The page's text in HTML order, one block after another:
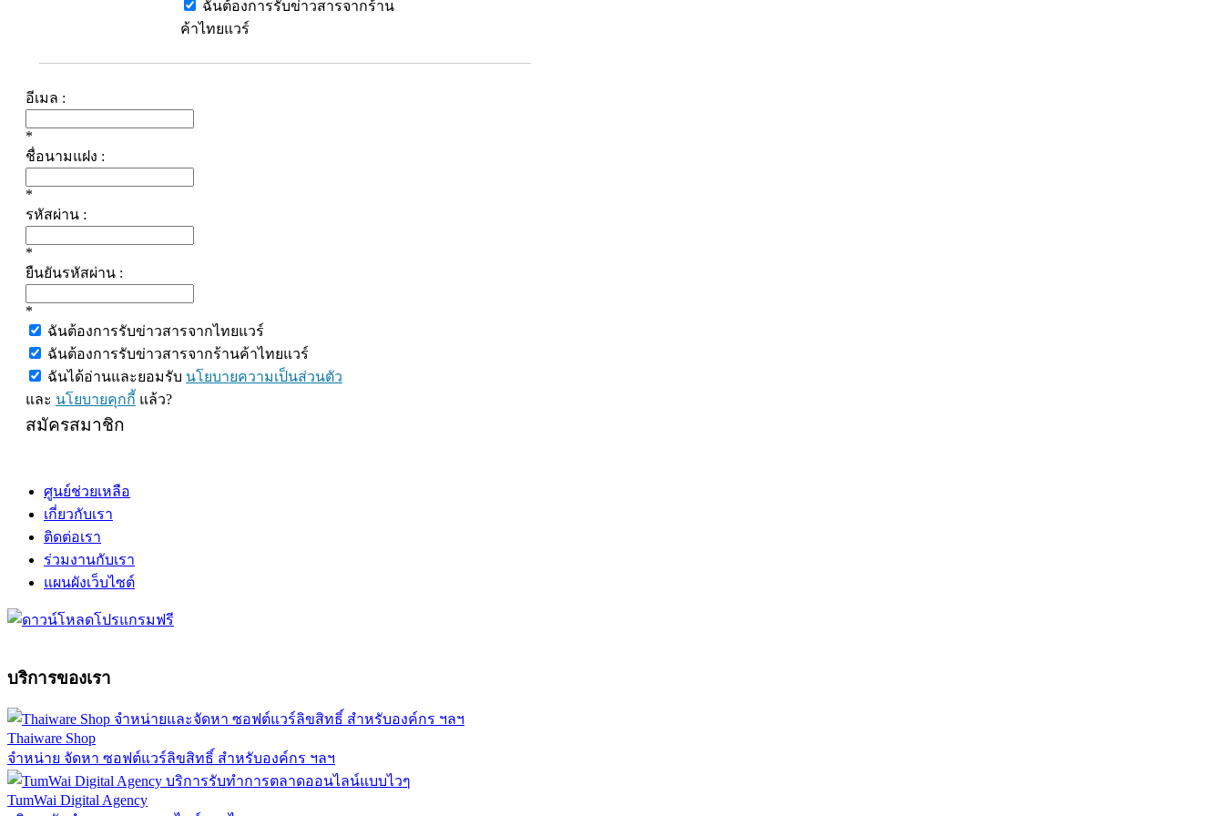
ฉันต้องการรับข่าวสารจากร้าน
ค้าไทยแวร์
อีเมล :
*
ชื่อนามแฝง :
*
รหัสผ่าน :
*
ยืนยันรหัสผ่าน :
*
ฉันต้องการรับข่าวสารจากไทยแวร์
ฉันต้องการรับข่าวสารจากร้านค้าไทยแวร์
ฉันได้อ่านและยอมรับ นโยบายความเป็นส่วนตัว
และ นโยบายคุกกี้ แล้ว?
สมัครสมาชิก
ศูนย์ช่วยเหลือ
เกี่ยวกับเรา
ติดต่อเรา
ร่วมงานกับเรา
แผนผังเว็บไซต์
บริการของเรา
Thaiware Shop
จำหน่าย จัดหา ซอฟต์แวร์ลิขสิทธิ์ สำหรับองค์กร ฯลฯ
TumWai Digital Agency